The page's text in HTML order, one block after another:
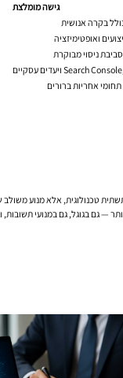
גישה מומלצת
בקרה אנושית
ניסוי מבוקרת
אחריות ברורים